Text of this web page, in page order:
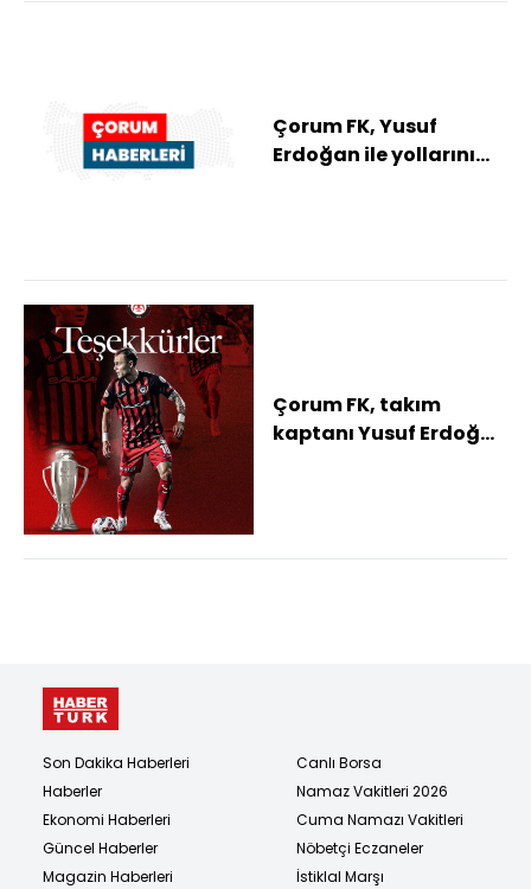
Çorum FK, Yusuf
Erdoğan ile yollarını
Çorum FK, takım
kaptanı Yusuf Erdoğan
Son Dakika Haberleri
Haberler
Ekonomi Haberleri
Güncel Haberler
Magazin Haberleri
Canlı Borsa
Namaz Vakitleri 2026
Cuma Namazı Vakitleri
Nöbetçi Eczaneler
İstiklal Marşı